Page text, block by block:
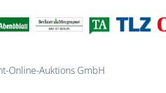
Online-Auktions GmbH